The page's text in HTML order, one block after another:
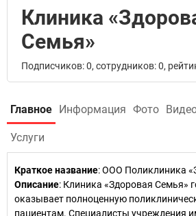
Клиника
Семья»
Подписчиков: 0, сотрудников: 0,
Главное Информация Фото
Услуги
Краткое название:ООО Поликлиника
Описание: Клиника «Здоровая Семья»
оказывает полноценную
пациентам. Специалисты учреждения